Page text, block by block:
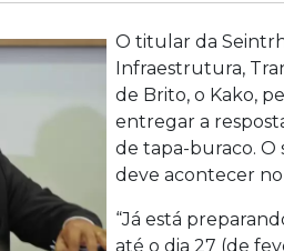
O titular da
Infraestrutura,
de Brito, o Kako,
entregar a
de tapa-buraco. O
deve acontecer
“Já está
até o dia 27 (de